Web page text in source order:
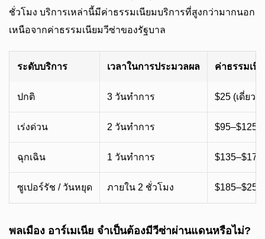
ชั่วโมง บริการเหล่านี้มีค่าธรรมเนียมบริการที่สูงกว่ามากนอก
เหนือจากค่าธรรมเนียมวีซ่าของรัฐบาล
ระดับบริการ เวลาในการประมวลผล ค่าธรรมเนี
ปกติ 3 วันทำการ $25 (เดี่ยว)
เร่งด่วน 2 วันทำการ $95–$125
ฉุกเฉิน 1 วันทำการ $135–$170
ซูเปอร์รัช / วันหยุด ภายใน 2 ชั่วโมง
พลเมือง อาร์เมเนีย จำเป็นต้องมีวีซ่าผ่านแดนหรือไม่?